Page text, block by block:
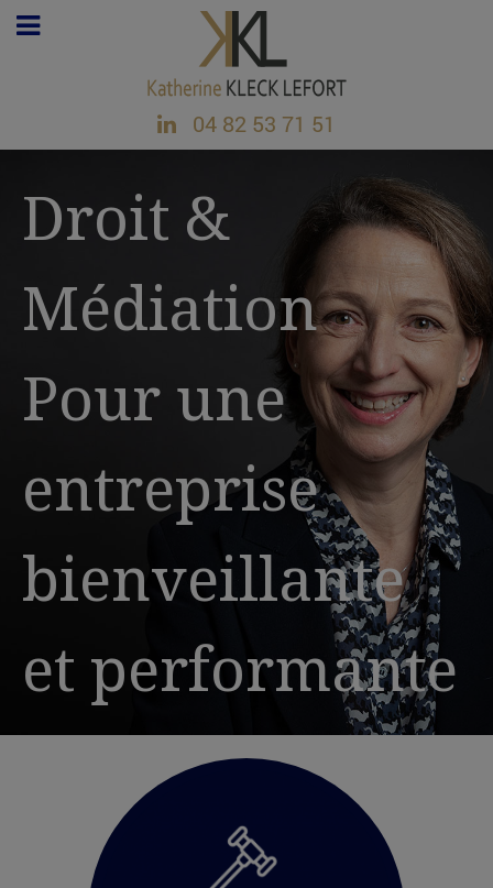
04 82 53 71 51
Droit &
Médiation
Pour une
entreprise
bienveillante
et performante